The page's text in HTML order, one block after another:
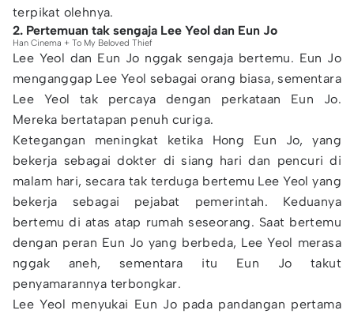
terpikat olehnya.
2. Pertemuan tak sengaja Lee Yeol dan Eun Jo
Han Cinema + To My Beloved Thief
Lee Yeol dan Eun Jo nggak sengaja bertemu. Eun Jo
menganggap Lee Yeol sebagai orang biasa, sementara
Lee Yeol tak percaya dengan perkataan Eun Jo.
Mereka bertatapan penuh curiga.
Ketegangan meningkat ketika Hong Eun Jo, yang
bekerja sebagai dokter di siang hari dan pencuri di
malam hari, secara tak terduga bertemu Lee Yeol yang
bekerja sebagai pejabat pemerintah. Keduanya
bertemu di atas atap rumah seseorang. Saat bertemu
dengan peran Eun Jo yang berbeda, Lee Yeol merasa
nggak aneh, sementara itu Eun Jo takut
penyamarannya terbongkar.
Lee Yeol menyukai Eun Jo pada pandangan pertama